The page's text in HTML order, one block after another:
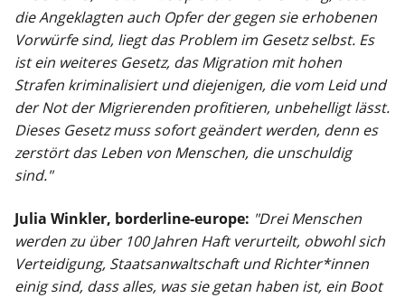
die Angeklagten auch Opfer der gegen sie erhobenen
Vorwürfe sind, liegt das Problem im Gesetz selbst. Es
ist ein weiteres Gesetz, das Migration mit hohen
Strafen kriminalisiert und diejenigen, die vom Leid und
der Not der Migrierenden profitieren, unbehelligt lässt.
Dieses Gesetz muss sofort geändert werden, denn es
zerstört das Leben von Menschen, die unschuldig
sind."
Julia Winkler, borderline-europe: "Drei Menschen
werden zu über 100 Jahren Haft verurteilt, obwohl sich
Verteidigung, Staatsanwaltschaft und Richter*innen
einig sind, dass alles, was sie getan haben ist, ein Boot